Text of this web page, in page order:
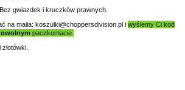
gwiazdek i kruczków prawnych.
na maila: koszulki@choppersdivision.pl i wyślemy Ci kod
paczkomacie.